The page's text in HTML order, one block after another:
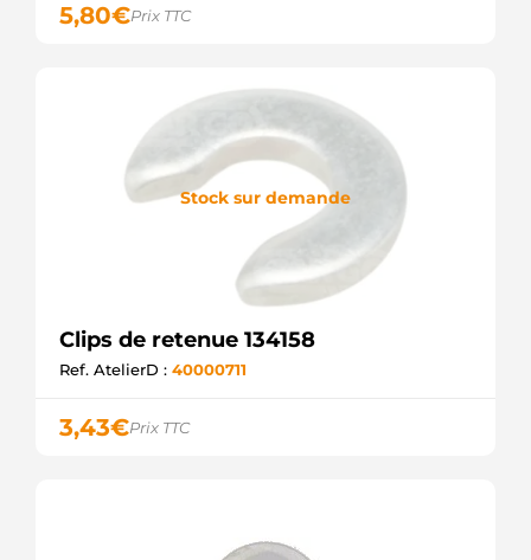
5,80€Prix TTC
Stock sur demande
Clips de retenue 134158
Ref. AtelierD : 40000711
3,43€Prix TTC